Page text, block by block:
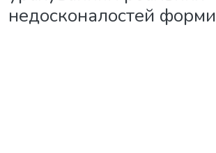
недосконалостей форми